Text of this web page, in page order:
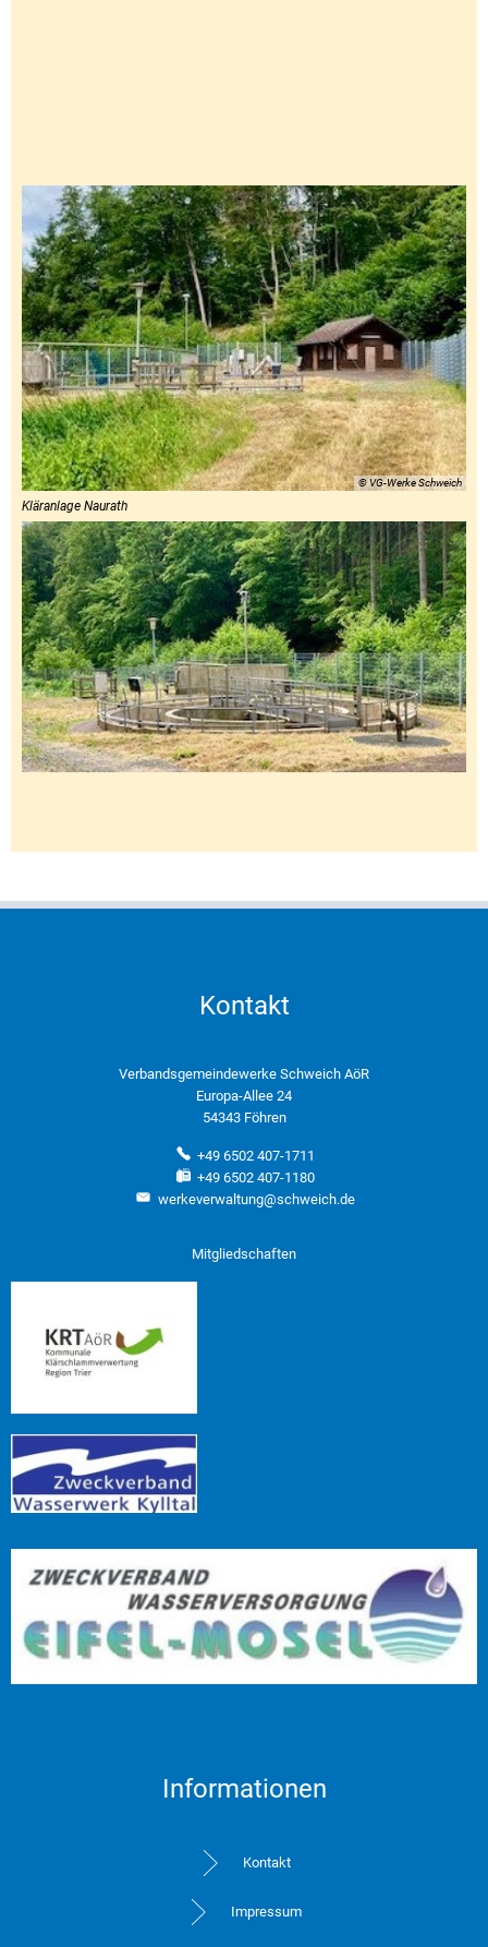
© VG-Werke Schweich
Kläranlage Naurath
Kontakt
Verbandsgemeindewerke Schweich AöR
Europa-Allee 24
54343 Föhren
+49 6502 407-1711
+49 6502 407-1180
werkeverwaltung@schweich.de
Mitgliedschaften
Informationen
Kontakt
Impressum